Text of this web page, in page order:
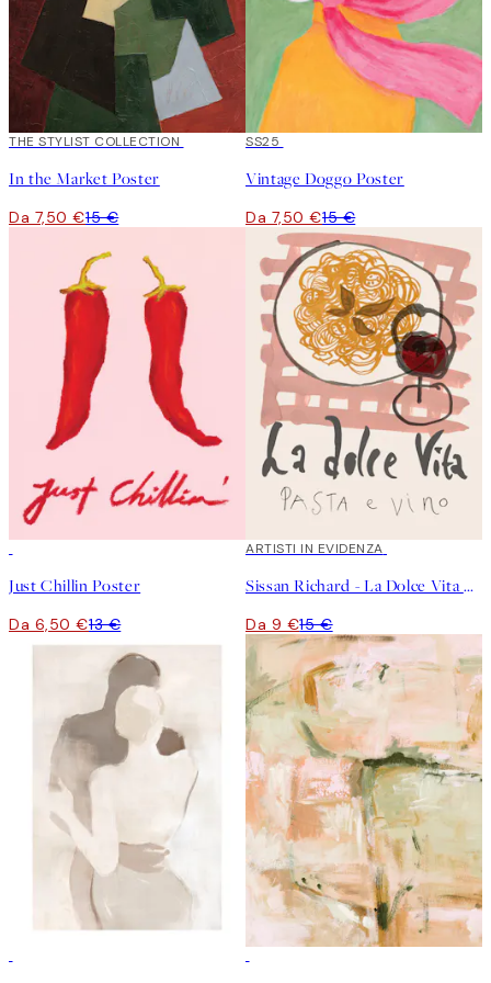
50%*
THE STYLIST COLLECTION
In the Market Poster
Da 7,50 €15 €
50%*
SS25
Vintage Doggo Poster
Da 7,50 €15 €
Just Chillin Poster
Da 6,50 €13 €
40%*
ARTISTI IN EVIDENZA
Sissan Richard - La Dolce Vita Poster
Da 9 €15 €